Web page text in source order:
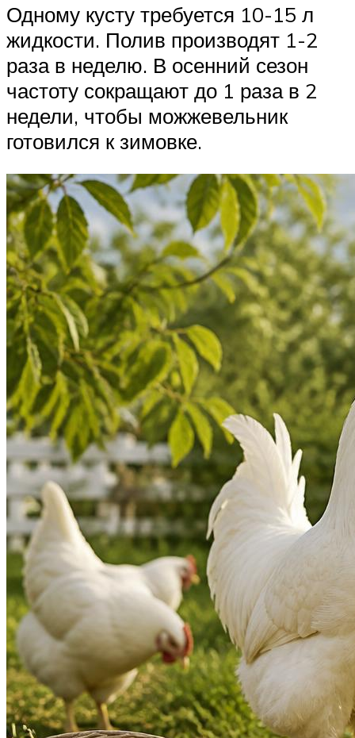
Одному кусту требуется 10-15 л
жидкости. Полив производят 1-2
раза в неделю. В осенний сезон
частоту сокращают до 1 раза в 2
недели, чтобы можжевельник
готовился к зимовке.